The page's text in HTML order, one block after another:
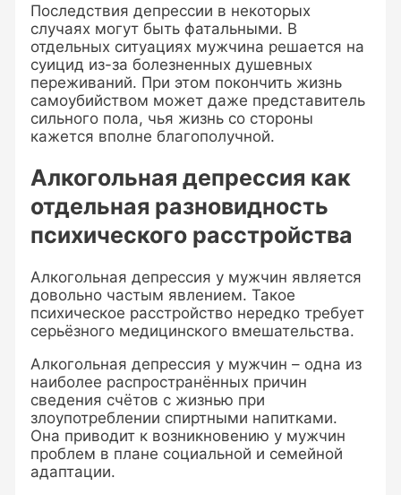
Последствия депрессии в некоторых
случаях могут быть фатальными. В
отдельных ситуациях мужчина решается на
суицид из-за болезненных душевных
переживаний. При этом покончить жизнь
самоубийством может даже представитель
сильного пола, чья жизнь со стороны
кажется вполне благополучной.
Алкогольная депрессия как
отдельная разновидность
психического расстройства
Алкогольная депрессия у мужчин является
довольно частым явлением. Такое
психическое расстройство нередко требует
серьёзного медицинского вмешательства.
Алкогольная депрессия у мужчин – одна из
наиболее распространённых причин
сведения счётов с жизнью при
злоупотреблении спиртными напитками.
Она приводит к возникновению у мужчин
проблем в плане социальной и семейной
адаптации.